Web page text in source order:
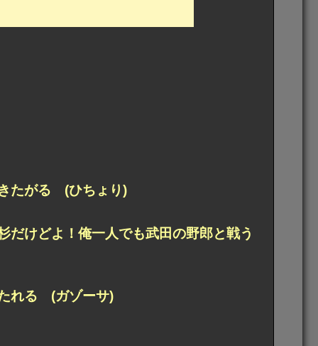
たがる (ひちょり)
だけどよ！俺一人でも武田の野郎と戦う
れる (ガゾーサ)